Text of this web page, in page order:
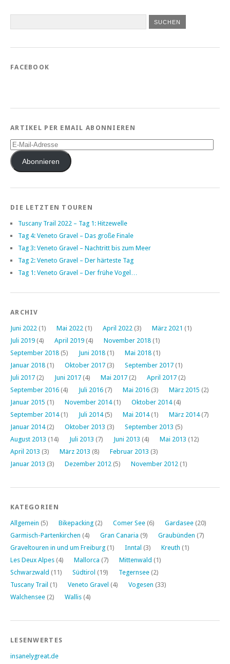
FACEBOOK
ARTIKEL PER EMAIL ABONNIEREN
E-
Mail-
AdresseAbonnieren
DIE LETZTEN TOUREN
Tuscany Trail 2022 – Tag 1: Hitzewelle
Tag 4: Veneto Gravel – Das große Finale
Tag 3: Veneto Gravel – Nachtritt bis zum Meer
Tag 2: Veneto Gravel – Der härteste Tag
Tag 1: Veneto Gravel – Der frühe Vogel…
ARCHIV
Juni 2022 (1) Mai 2022 (1) April 2022 (3) März 2021 (1)
Juli 2019 (4) April 2019 (4) November 2018 (1)
September 2018 (5) Juni 2018 (1) Mai 2018 (1)
Januar 2018 (1) Oktober 2017 (3) September 2017 (1)
Juli 2017 (2) Juni 2017 (4) Mai 2017 (2) April 2017 (2)
September 2016 (4) Juli 2016 (7) Mai 2016 (3) März 2015 (2)
Januar 2015 (1) November 2014(1) Oktober 2014(4)
September 2014(1) Juli 2014(5) Mai 2014(1) März 2014(7)
Januar 2014(2) Oktober 2013 (3) September 2013 (5)
August 2013 (14) Juli 2013 (7) Juni 2013 (4) Mai 2013 (12)
April 2013 (3) März 2013 (8) Februar 2013 (3)
Januar 2013 (3) Dezember 2012 (5) November 2012 (1)
KATEGORIEN
Allgemein (5) Bikepacking (2) Comer See (6) Gardasee (20)
Garmisch-Partenkirchen (4) Gran Canaria (9) Graubünden (7)
Graveltouren in und um Freiburg (1) Inntal (3) Kreuth (1)
Les Deux Alpes (4) Mallorca (7) Mittenwald (1)
Schwarzwald (11) Südtirol (19) Tegernsee (2)
Tuscany Trail (1) Veneto Gravel (4) Vogesen (33)
Walchensee (2) Wallis (4)
LESENWERTES
insanelygreat.de